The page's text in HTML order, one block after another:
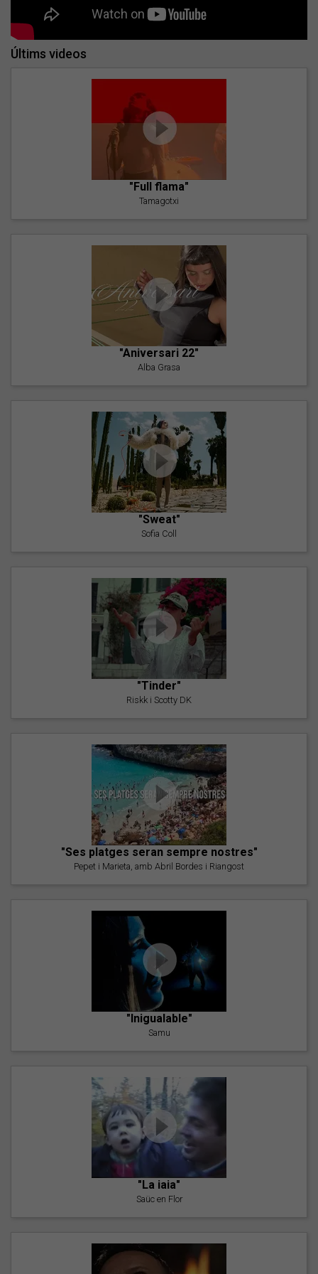
Últims videos
"Full flama"
Tamagotxi
"Aniversari 22"
Alba Grasa
"Sweat"
Sofia Coll
"Tinder"
Riskk i Scotty DK
"Ses platges seran sempre nostres"
Pepet i Marieta, amb Abril Bordes i Riangost
"Inigualable"
Samu
"La iaia"
Saüc en Flor